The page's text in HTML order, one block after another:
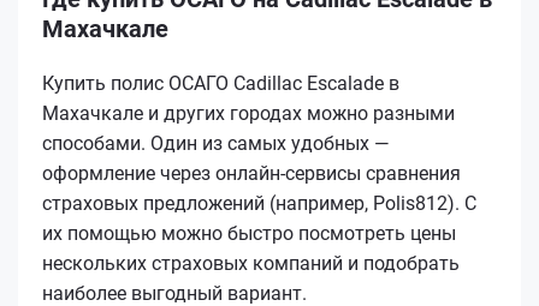
Махачкале
Купить полис ОСАГО Cadillac Escalade в
Махачкале и других городах можно разными
способами. Один из самых удобных —
оформление через онлайн-сервисы сравнения
страховых предложений (например, Polis812). С
их помощью можно быстро посмотреть цены
нескольких страховых компаний и подобрать
наиболее выгодный вариант.